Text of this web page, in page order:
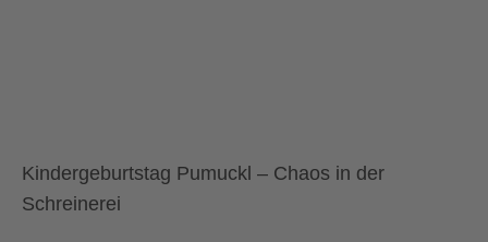
Kindergeburtstag Pumuckl – Chaos in der
Schreinerei